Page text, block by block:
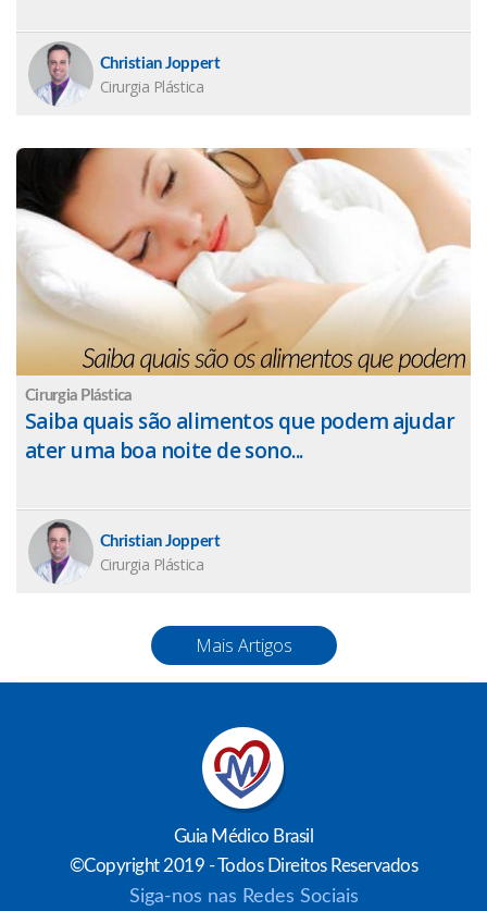
Christian Joppert
Cirurgia Plástica
Cirurgia Plástica
Saiba quais são alimentos que podem ajudar
ater uma boa noite de sono...
Christian Joppert
Cirurgia Plástica
Mais Artigos
Guia Médico Brasil
©Copyright 2019 - Todos Direitos Reservados
Siga-nos nas Redes Sociais